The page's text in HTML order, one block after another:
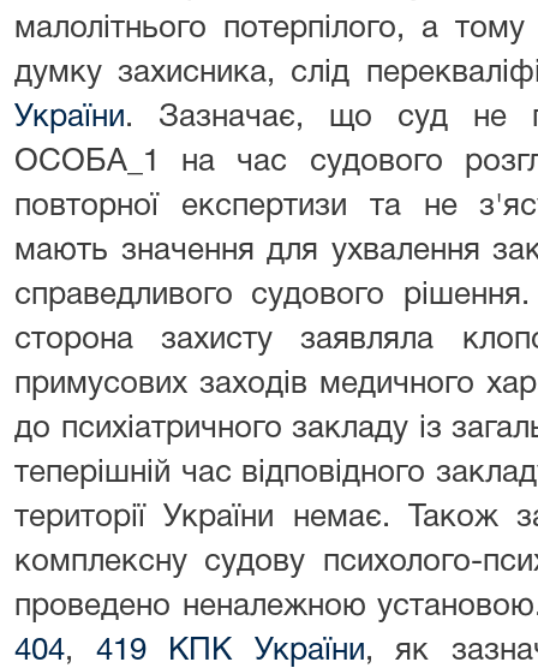
малолітнього потерпілого, а
думку захисника, слід
України. Зазначає, що суд не
ОСОБА_1 на час судового
повторної експертизи та не
мають значення для ухвалення
справедливого судового
сторона захисту заявляла
примусових заходів медичного
до психіатричного закладу із
теперішній час відповідного
території України немає. Також
комплексну судову психолого-
проведено неналежною
404, 419 КПК України, як